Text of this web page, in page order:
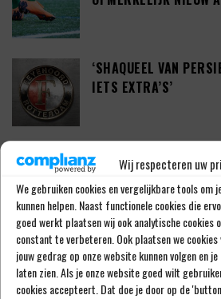
Wij respecteren uw
We gebruiken cookies en vergelijkbare tools om
kunnen helpen. Naast functionele cookies die
goed werkt plaatsen wij ook analytische cookies
constant te verbeteren. Ook plaatsen we
jouw gedrag op onze website kunnen volgen en
laten zien. Als je onze website goed wilt
cookies accepteert. Dat doe je door op de
‘SHAQUEEL VAN
IETS EXTRA’S’
DEFINITIEF: IN-BEOM
VOORT BIJ FC PORTO
‘CRYSENSIO
AKKOORD MET AS